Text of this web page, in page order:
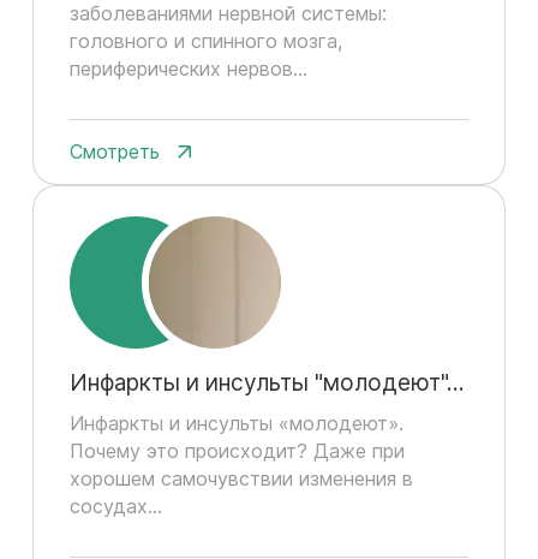
заболеваниями нервной системы:
головного и спинного мозга,
периферических нервов...
Смотреть
Инфаркты и инсульты "молодеют"...
Инфаркты и инсульты «молодеют».
Почему это происходит? Даже при
хорошем самочувствии изменения в
сосудах...